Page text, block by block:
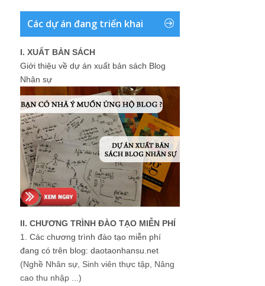
Các dự án đang triển khai
I. XUẤT BẢN SÁCH
Giới thiệu về dự án xuất bản sách Blog
Nhân sự
II. CHƯƠNG TRÌNH ĐÀO TẠO MIỄN PHÍ
1. Các chương trình đào tạo miễn phí
đang có trên blog: daotaonhansu.net
(Nghề Nhân sự, Sinh viên thực tập, Nâng
cao thu nhập ...)